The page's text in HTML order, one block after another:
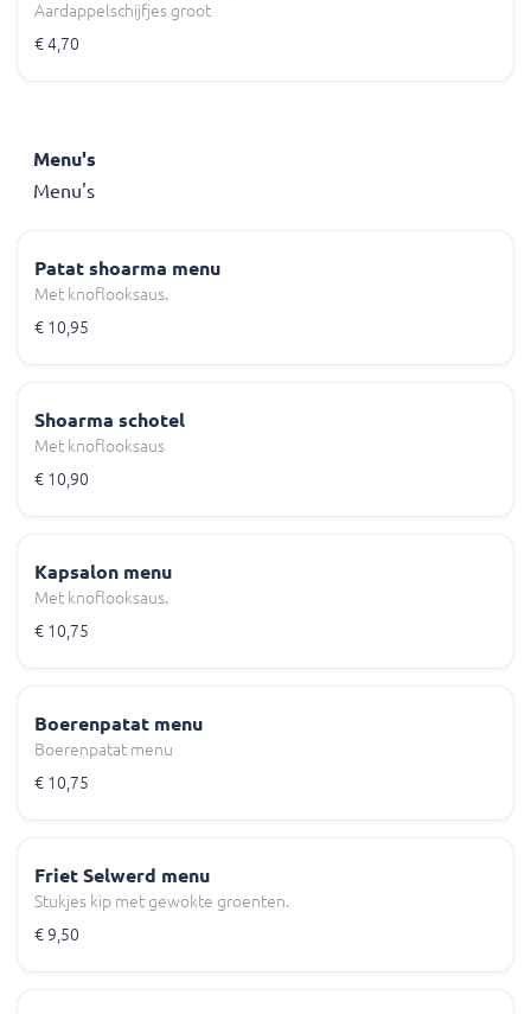
Aardappelschijfjes groot
€ 4,70
Menu's
Menu's
Patat shoarma menu
Met knoflooksaus.
€ 10,95
Shoarma schotel
Met knoflooksaus
€ 10,90
Kapsalon menu
Met knoflooksaus.
€ 10,75
Boerenpatat menu
Boerenpatat menu
€ 10,75
Friet Selwerd menu
Stukjes kip met gewokte groenten.
€ 9,50